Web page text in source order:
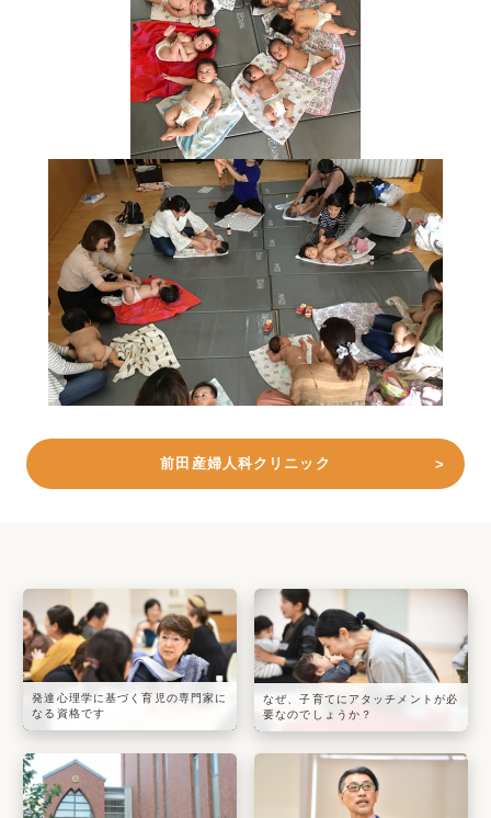
前田産婦人科クリニック
発達心理学に基づく育児の専門家に
なる資格です
なぜ、子育てにアタッチメントが必
要なのでしょうか？